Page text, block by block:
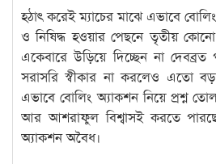
হঠাৎ করেই ম্যাচের মাঝে এভাবে
ও নিষিদ্ধ হওয়ার পেছনে তৃতীয় কোনো
একেবারে উড়িয়ে দিচ্ছেন না
সরাসরি স্বীকার না করলেও এতো বড়
এভাবে বোলিং অ্যাকশন নিয়ে প্রশ্ন
আর আশরাফুল বিশ্বাসই করতে
অ্যাকশন অবৈধ।